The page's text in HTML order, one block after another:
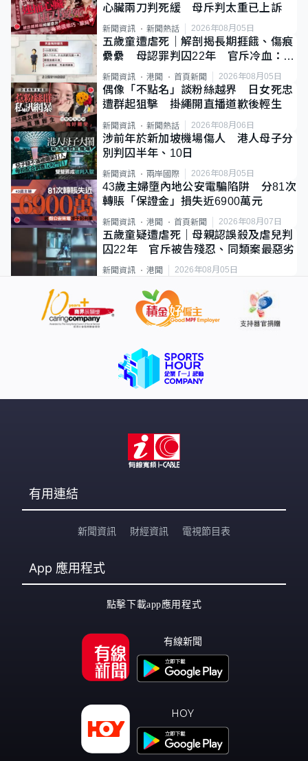
心臟兩刀判死緩 母斥判太重已上訴
新聞資訊 新聞熱話 2026年08月05日
五歲童遭虐死｜解剖揭長期捱餓、傷痕
纍纍 母認罪判囚22年 官斥冷血：同
類案最惡劣
新聞資訊 港聞 首頁新聞 2026年08月05日
偶像「不點名」談粉絲越界 日女死忠
遭群起狙擊 掛繩開直播道歉後輕生
新聞資訊 新聞熱話 2026年08月06日
涉前年於新加坡機場傷人 港人母子分
別判囚半年、10日
新聞資訊 兩岸國際 2026年08月05日
43歲主婦墮內地公安電騙陷阱 分81次
轉賬「保證金」損失近6900萬元
新聞資訊 港聞 首頁新聞 2026年08月07日
五歲童疑遭虐死｜母親認誤殺及虐兒判
囚22年 官斥被告殘忍、同類案最惡劣
新聞資訊 港聞 2026年08月05日
有用連結
新聞資訊 財經資訊 電視節目表
App 應用程式
點擊下載app應用程式
有線新聞
HOY